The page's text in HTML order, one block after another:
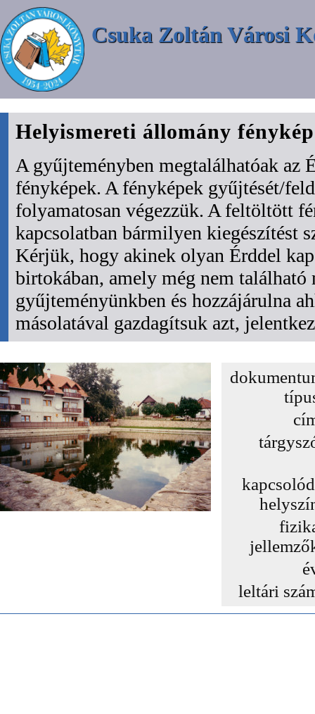
Csuka Zoltán Városi
Helyismereti állomány
A gyűjteményben megtalálhatóak az
fényképek. A fényképek gyűjtését/
folyamatosan végezzük. A feltöltött
kapcsolatban bármilyen kiegészítést
Kérjük, hogy akinek olyan Érddel
birtokában, amely még nem található
gyűjteményünkben és hozzájárulna
másolatával gazdagítsuk azt,
leltári